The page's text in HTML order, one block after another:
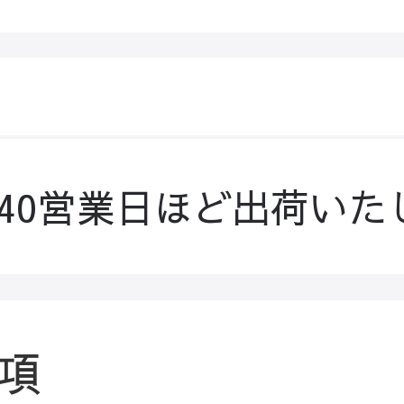
営業日ほど出荷いた